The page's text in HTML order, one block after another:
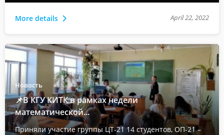
More details April 22, 2022
Новость
📌В КГУ КИТК в рамках недели
математической...
Приняли участие группы ЦТ-21 14 студентов, ОП-21 –